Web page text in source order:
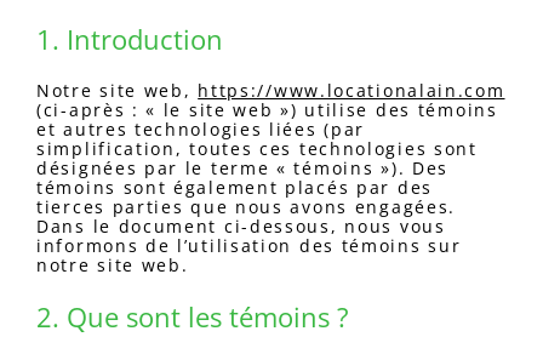
Succursales
1. Introduction
Notre site web, https://www.locationalain.com
(ci-après : « le site web ») utilise des témoins
et autres technologies liées (par
simplification, toutes ces technologies sont
désignées par le terme « témoins »). Des
témoins sont également placés par des
tierces parties que nous avons engagées.
Dans le document ci-dessous, nous vous
informons de l’utilisation des témoins sur
notre site web.
2. Que sont les témoins ?